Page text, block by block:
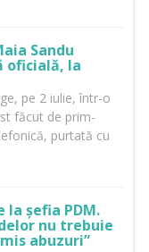
Sandu
oficială, la
pe 2 iulie, într-o
făcut de prim-
purtată cu
șefia PDM.
nu trebuie
abuzuri”